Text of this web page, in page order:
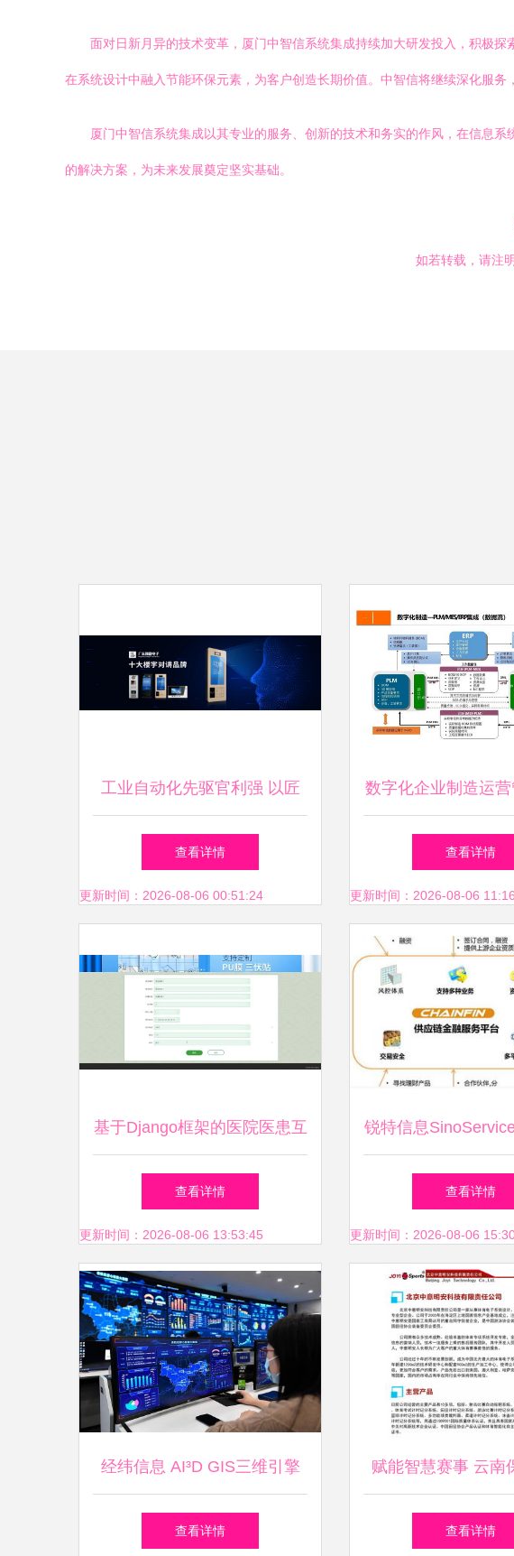
面对日新月异的技术变革，厦门中智信系统集成持续加大研发投入，积极
在系统设计中融入节能环保元素，为客户创造长期价值。中智信将继续深化服
厦门中智信系统集成以其专业的服务、创新的技术和务实的作风，在信息
的解决方案，为未来发展奠定坚实基础。
如若转载，请注
工业自动化先驱官利强 以匠
心铸就智造未来
查看详情
更新时间：2026-08-06 00:51:24
数字化企业制造运
方案 制造运营管理
系统功能架构 mom
成与协同 企业实施
益
查看详情
更新时间：2026-08-06
基于Django框架的医院医患互
动信息服务系统设计与实现
查看详情
更新时间：2026-08-06 13:53:45
锐特信息
慧物流的系统集成
查看详情
更新时间：2026-08-06
经纬信息 AI³D GIS三维引擎
第一股，赋能数字能源与运营
查看详情
赋能智慧赛事 云南
中的中央集成管理系
查看详情